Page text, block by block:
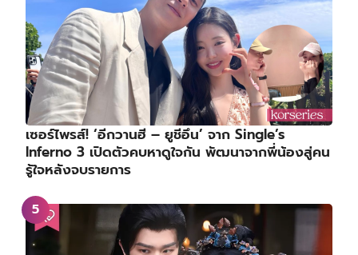
เซอร์ไพรส์! ‘อีกวานฮี – ยูชีอึน’ จาก Single’s
Inferno 3 เปิดตัวคบหาดูใจกัน พัฒนาจากพี่น้องสู่คน
รู้ใจหลังจบรายการ